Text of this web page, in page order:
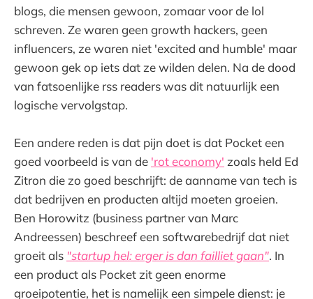
blogs, die mensen gewoon, zomaar voor de lol
schreven. Ze waren geen growth hackers, geen
influencers, ze waren niet 'excited and humble' maar
gewoon gek op iets dat ze wilden delen. Na de dood
van fatsoenlijke rss readers was dit natuurlijk een
logische vervolgstap.
Een andere reden is dat pijn doet is dat Pocket een
goed voorbeeld is van de 'rot economy' zoals held Ed
Zitron die zo goed beschrijft: de aanname van tech is
dat bedrijven en producten altijd moeten groeien.
Ben Horowitz (business partner van Marc
Andreessen) beschreef een softwarebedrijf dat niet
groeit als "startup hel: erger is dan failliet gaan". In
een product als Pocket zit geen enorme
groeipotentie, het is namelijk een simpele dienst: je